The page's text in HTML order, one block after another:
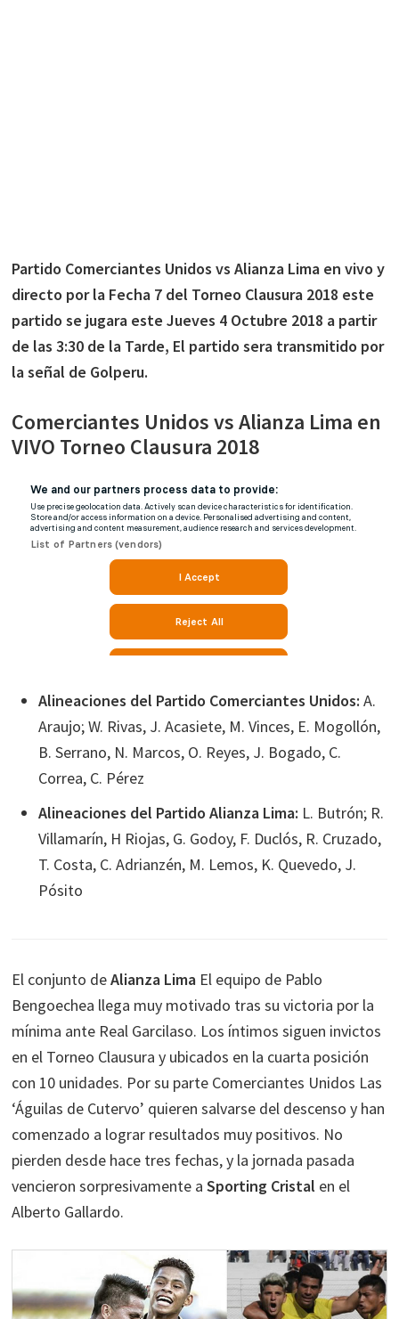
Partido Comerciantes Unidos vs Alianza Lima en vivo y
directo por la Fecha 7 del Torneo Clausura 2018 este
partido se jugara este Jueves 4 Octubre 2018 a partir
de las 3:30 de la Tarde, El partido sera transmitido por
la señal de Golperu.
Comerciantes Unidos vs Alianza Lima en
VIVO Torneo Clausura 2018
Alineaciones del Partido Comerciantes Unidos: A.
Araujo; W. Rivas, J. Acasiete, M. Vinces, E. Mogollón,
B. Serrano, N. Marcos, O. Reyes, J. Bogado, C.
Correa, C. Pérez
Alineaciones del Partido Alianza Lima: L. Butrón; R.
Villamarín, H Riojas, G. Godoy, F. Duclós, R. Cruzado,
T. Costa, C. Adrianzén, M. Lemos, K. Quevedo, J.
Pósito
El conjunto deAlianza Lima El equipo de Pablo
Bengoechea llega muy motivado tras su victoria por la
mínima ante Real Garcilaso. Los íntimos siguen invictos
en el Torneo Clausura y ubicados en la cuarta posición
con 10 unidades. Por su parte Comerciantes Unidos Las
‘Águilas de Cutervo’ quieren salvarse del descenso y han
comenzado a lograr resultados muy positivos. No
pierden desde hace tres fechas, y la jornada pasada
vencieron sorpresivamente aSporting Cristal en el
Alberto Gallardo.